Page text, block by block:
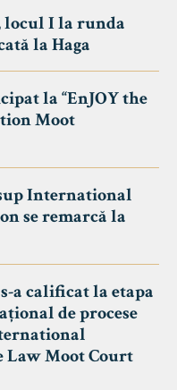
locul I la runda
la Haga
la “EnJOY the
Moot
International
se remarcă la
a calificat la etapa
de procese
Law Moot Court